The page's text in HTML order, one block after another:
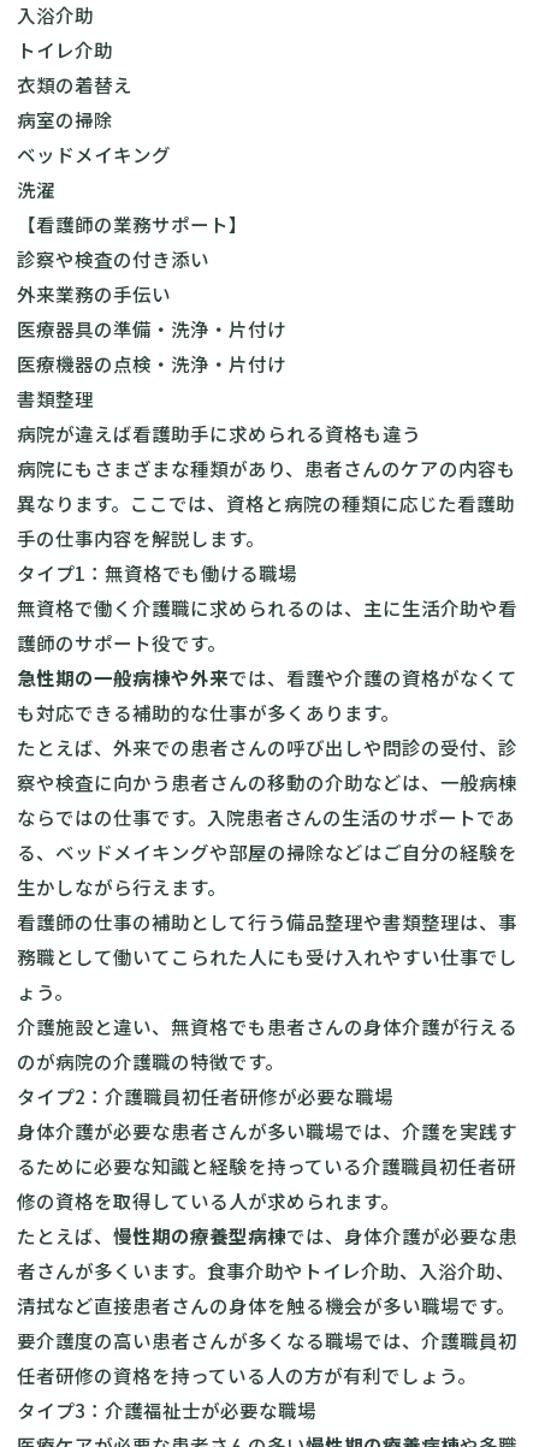
入浴介助
トイレ介助
衣類の着替え
病室の掃除
ベッドメイキング
洗濯
【看護師の業務サポート】
診察や検査の付き添い
外来業務の手伝い
医療器具の準備・洗浄・片付け
医療機器の点検・洗浄・片付け
書類整理
病院が違えば看護助手に求められる資格も違う
病院にもさまざまな種類があり、患者さんのケアの内容も
異なります。ここでは、資格と病院の種類に応じた看護助
手の仕事内容を解説します。
タイプ1：無資格でも働ける職場
無資格で働く介護職に求められるのは、主に生活介助や看
護師のサポート役です。
急性期の一般病棟や外来では、看護や介護の資格がなくて
も対応できる補助的な仕事が多くあります。
たとえば、外来での患者さんの呼び出しや問診の受付、診
察や検査に向かう患者さんの移動の介助などは、一般病棟
ならではの仕事です。入院患者さんの生活のサポートであ
る、ベッドメイキングや部屋の掃除などはご自分の経験を
生かしながら行えます。
看護師の仕事の補助として行う備品整理や書類整理は、事
務職として働いてこられた人にも受け入れやすい仕事でし
ょう。
介護施設と違い、無資格でも患者さんの身体介護が行える
のが病院の介護職の特徴です。
タイプ2：介護職員初任者研修が必要な職場
身体介護が必要な患者さんが多い職場では、介護を実践す
るために必要な知識と経験を持っている介護職員初任者研
修の資格を取得している人が求められます。
たとえば、 慢性期の療養型病棟では、身体介護が必要な患
者さんが多くいます。食事介助やトイレ介助、入浴介助、
清拭など直接患者さんの身体を触る機会が多い職場です。
要介護度の高い患者さんが多くなる職場では、介護職員初
任者研修の資格を持っている人の方が有利でしょう。
タイプ3：介護福祉士が必要な職場